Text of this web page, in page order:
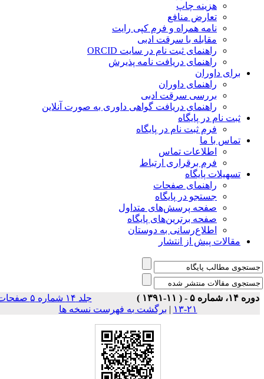
هزینه چاپ
تعارض منافع
نامه همراه و فرم کپی رایت
مقابله با سرقت ادبی
راهنمای ثبت نام در سایت ORCID
راهنمای دریافت نامه پذیرش
برای داوران
راهنمای داوران
بررسی سرقت ادبی
راهنمای دریافت گواهی داوری به صورت آنلاین
ثبت نام در پایگاه
فرم ثبت نام در پایگاه
تماس با ما
اطلاعات تماس
فرم برقراری ارتباط
تسهیلات پایگاه
راهنمای صفحات
جستجو در پایگاه
صفحه پرسش‌های متداول
صفحه برترین‌های پایگاه
اطلاع‌رسانی به دوستان
مقالات پیش از انتشار
۱۴، شماره ۵ - ( ۱۱-۱۳۹۱ )
جلد ۱۴ شماره ۵ صفحات
۲۱-۱۳
| برگشت به فهرست نسخه ها